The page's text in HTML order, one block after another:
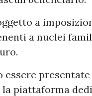
a
a nuclei
essere
piattaforma